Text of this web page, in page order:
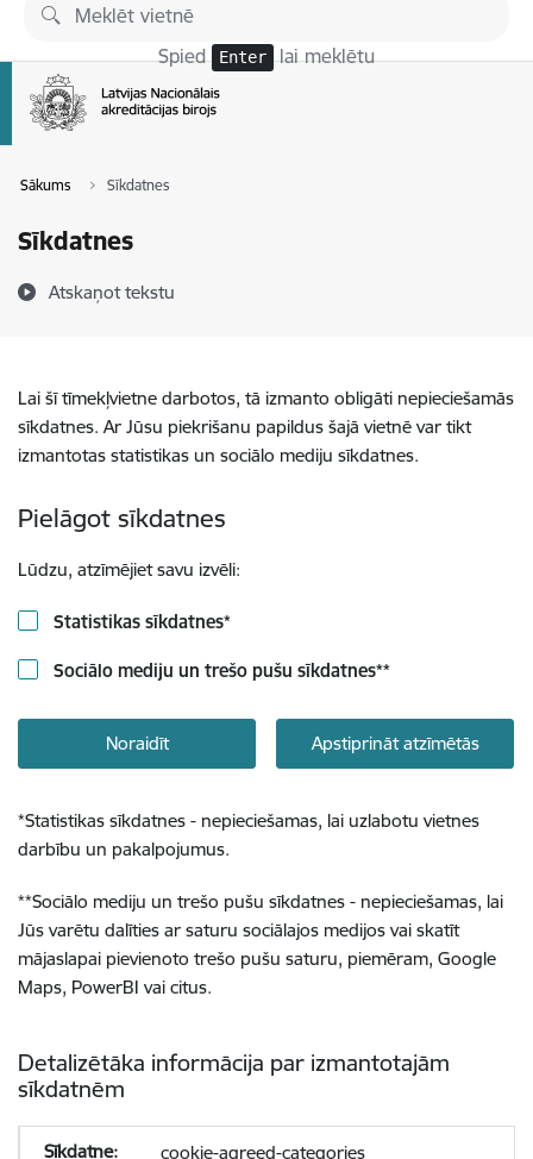
Pāriet uz lapas saturu
Spied Enter lai meklētu
Sākums Sīkdatnes
Sīkdatnes
Atskaņot tekstu
Lai šī tīmekļvietne darbotos, tā izmanto obligāti nepieciešamās
sīkdatnes. Ar Jūsu piekrišanu papildus šajā vietnē var tikt
izmantotas statistikas un sociālo mediju sīkdatnes.
Pielāgot sīkdatnes
Lūdzu, atzīmējiet savu izvēli:
Statistikas sīkdatnes*
Sociālo mediju un trešo pušu sīkdatnes**
Noraidīt Apstiprināt atzīmētās
*Statistikas sīkdatnes - nepieciešamas, lai uzlabotu vietnes
darbību un pakalpojumus.
**Sociālo mediju un trešo pušu sīkdatnes - nepieciešamas, lai
Jūs varētu dalīties ar saturu sociālajos medijos vai skatīt
mājaslapai pievienoto trešo pušu saturu, piemēram, Google
Maps, PowerBI vai citus.
Detalizētāka informācija par izmantotajām
sīkdatnēm
cookie-agreed-categories